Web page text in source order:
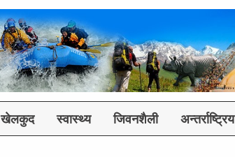
खेलकुद स्वास्थ्य जिवनशैली अन्तर्राष्ट्रिय